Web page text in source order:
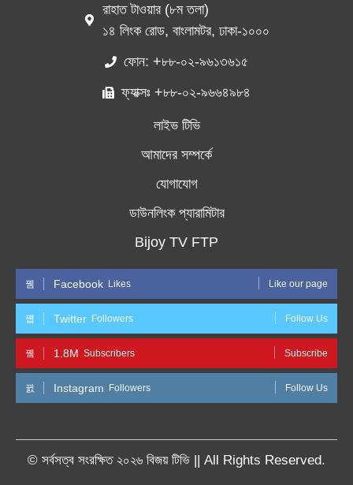
রাহাত টাওয়ার (৮ম তলা)
১৪ লিংক রোড, বাংলামটর, ঢাকা-১০০০
ফোন: +৮৮-০২-৯৬১৩৬১৫
ফ্যাক্সঃ +৮৮-০২-৯৬৬৪৯৮৪
লাইভ টিভি
আমাদের সম্পর্কে
যোগাযোগ
ডাউনলিংক প্যারামিটার
Bijoy TV FTP
Facebook Likes Like our page
Twitter Followers Follow Us
1.8M Subscribers Subscribe
Instagram Followers Follow Us
© সর্বসত্ব সংরক্ষিত ২০২৬ বিজয় টিভি || All Rights Reserved.